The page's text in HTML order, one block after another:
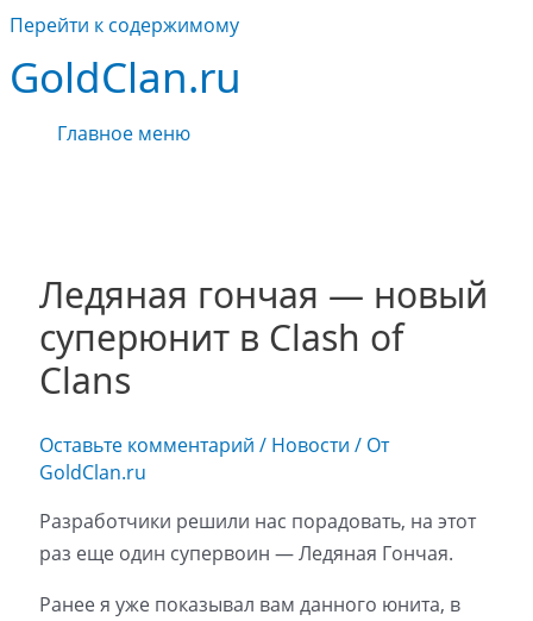
Перейти к содержимому
GoldClan.ru
Главное меню
Ледяная гончая — новый
суперюнит в Clash of
Clans
Оставьте комментарий / Новости / От
GoldClan.ru
Разработчики решили нас порадовать, на этот
раз еще один супервоин — Ледяная Гончая.
Ранее я уже показывал вам данного юнита, в